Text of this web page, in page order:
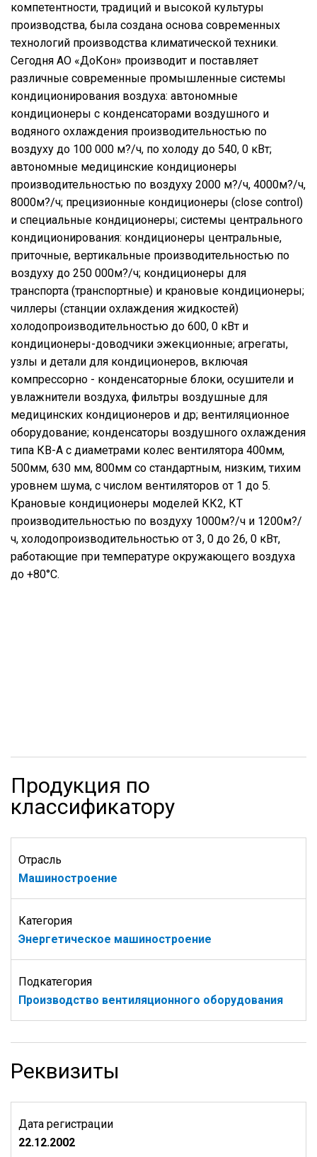
компетентности, традиций и высокой культуры
производства, была создана основа современных
технологий производства климатической техники.
Сегодня АО «ДоКон» производит и поставляет
различные современные промышленные системы
кондиционирования воздуха: автономные
кондиционеры с конденсаторами воздушного и
водяного охлаждения производительностью по
воздуху до 100 000 м?/ч, по холоду до 540, 0 кВт;
автономные медицинские кондиционеры
производительностью по воздуху 2000 м?/ч, 4000м?/ч,
8000м?/ч; прецизионные кондиционеры (close control)
и cпециальные кондиционеры; системы центрального
кондиционирования: кондиционеры центральные,
приточные, вертикальные производительностью по
воздуху до 250 000м?/ч; кондиционеры для
транспорта (транспортные) и крановые кондиционеры;
чиллеры (cтанции охлаждения жидкостей)
холодопроизводительностью до 600, 0 кВт и
кондиционеры-доводчики эжекционные; агрегаты,
узлы и детали для кондиционеров, включая
компрессорно - конденсаторные блоки, осушители и
увлажнители воздуха, фильтры воздушные для
медицинских кондиционеров и др; вентиляционное
оборудование; конденсаторы воздушного охлаждения
типа КВ-А с диаметрами колес вентилятора 400мм,
500мм, 630 мм, 800мм со стандартным, низким, тихим
уровнем шума, с числом вентиляторов от 1 до 5.
Крановые кондиционеры моделей КК2, КТ
производительностью по воздуху 1000м?/ч и 1200м?/
ч, холодопроизводительностью от 3, 0 до 26, 0 кВт,
работающие при температуре окружающего воздуха
до +80°С.
Продукция по
классификатору
Отрасль
Машиностроение
Категория
Энергетическое машиностроение
Подкатегория
Производство вентиляционного оборудования
Реквизиты
Дата регистрации
22.12.2002